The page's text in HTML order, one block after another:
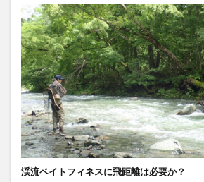
渓流ベイトフィネスに飛距離は必要か？